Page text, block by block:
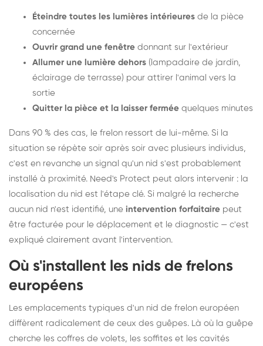
Éteindre toutes les lumières intérieures de la pièce
concernée
Ouvrir grand une fenêtre donnant sur l'extérieur
Allumer une lumière dehors (lampadaire de jardin,
éclairage de terrasse) pour attirer l'animal vers la
sortie
Quitter la pièce et la laisser fermée quelques minutes
Dans 90 % des cas, le frelon ressort de lui-même. Si la
situation se répète soir après soir avec plusieurs individus,
c'est en revanche un signal qu'un nid s'est probablement
installé à proximité. Need's Protect peut alors intervenir : la
localisation du nid est l'étape clé. Si malgré la recherche
aucun nid n'est identifié, une intervention forfaitaire peut
être facturée pour le déplacement et le diagnostic — c'est
expliqué clairement avant l'intervention.
Où s'installent les nids de frelons
européens
Les emplacements typiques d'un nid de frelon européen
diffèrent radicalement de ceux des guêpes. Là où la guêpe
cherche les coffres de volets, les soffites et les cavités